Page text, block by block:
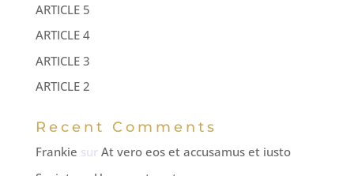
e
:
ARTICLE 5
ARTICLE 4
ARTICLE 3
ARTICLE 2
Recent Comments
Frankie sur At vero eos et accusamus et iusto